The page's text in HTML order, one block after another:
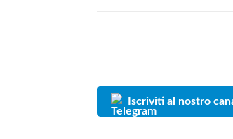
Iscriviti al nostro